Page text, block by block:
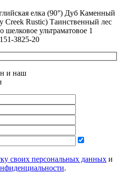
елка (90°) Дуб Каменный
Creek Rustic) Таинственный лес
ультраматовое 1
3825-20
и наш
своих персональных данных и
.